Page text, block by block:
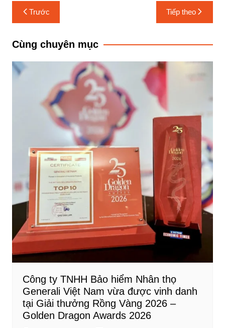
Điều
hướng
bài
Trước Tiếp theo
Cùng chuyên mục
Công ty TNHH Bảo hiểm Nhân thọ
Generali Việt Nam vừa được vinh danh
tại Giải thưởng Rồng Vàng 2026 –
Golden Dragon Awards 2026